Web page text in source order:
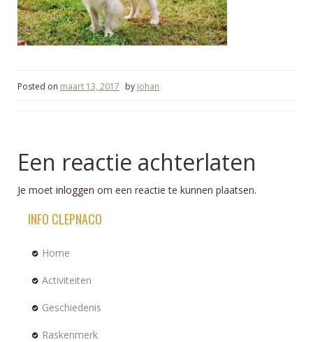
Posted on maart 13, 2017 by johan
Een reactie achterlaten
Je moet inloggen om een reactie te kunnen plaatsen.
INFO CLEPNACO
Home
Activiteiten
Geschiedenis
Raskenmerk